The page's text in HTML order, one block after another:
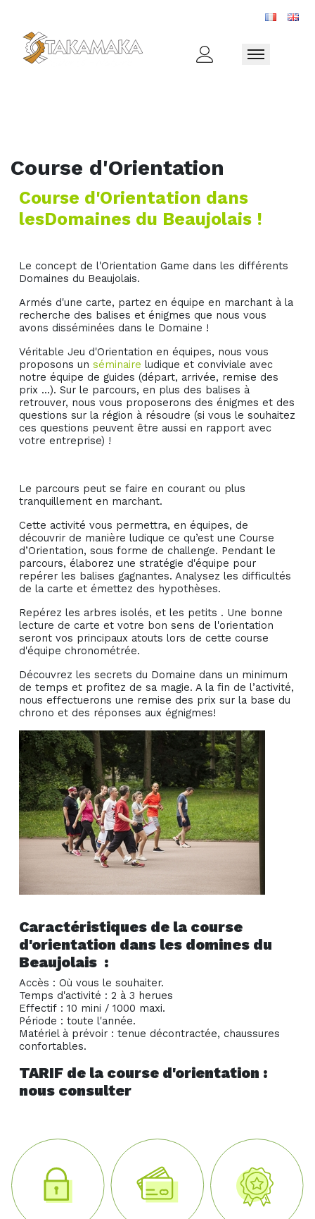
Toggle
Course d'Orientation
Course d'Orientation dans
lesDomaines du Beaujolais !
Le concept de l'Orientation Game dans les différents
Domaines du Beaujolais.
Armés d'une carte, partez en équipe en marchant à la
recherche des balises et énigmes que nous vous
avons disséminées dans le Domaine !
Véritable Jeu d'Orientation en équipes, nous vous
proposons un séminaire ludique et conviviale avec
notre équipe de guides (départ, arrivée, remise des
prix ...). Sur le parcours, en plus des balises à
retrouver, nous vous proposerons des énigmes et des
questions sur la région à résoudre (si vous le souhaitez
ces questions peuvent être aussi en rapport avec
votre entreprise) !
Le parcours peut se faire en courant ou plus
tranquillement en marchant.
Cette activité vous permettra, en équipes, de
découvrir de manière ludique ce qu’est une Course
d’Orientation, sous forme de challenge. Pendant le
parcours, élaborez une stratégie d'équipe pour
repérer les balises gagnantes. Analysez les difficultés
de la carte et émettez des hypothèses.
Repérez les arbres isolés, et les petits . Une bonne
lecture de carte et votre bon sens de l'orientation
seront vos principaux atouts lors de cette course
d'équipe chronométrée.
Découvrez les secrets du Domaine dans un minimum
de temps et profitez de sa magie. A la fin de l’activité,
nous effectuerons une remise des prix sur la base du
chrono et des réponses aux égnigmes!
Caractéristiques de la course
d'orientation dans les domines du
Beaujolais :
Accès : Où vous le souhaiter.
Temps d'activité : 2 à 3 herues
Effectif : 10 mini / 1000 maxi.
Période : toute l'année.
Matériel à prévoir : tenue décontractée, chaussures
confortables.
TARIF de la course d'orientation :
nous consulter